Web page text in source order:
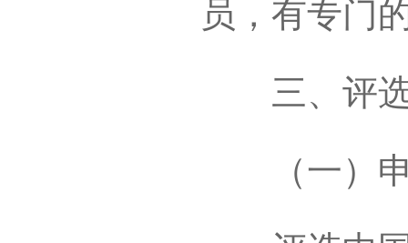
员，有专门
三、评选
（一）申